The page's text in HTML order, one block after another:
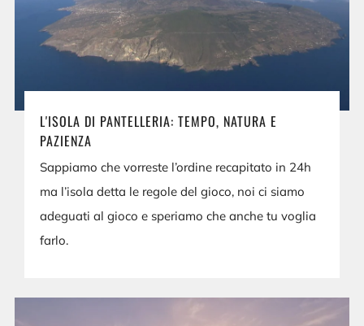
L'ISOLA DI PANTELLERIA: TEMPO, NATURA E
PAZIENZA
Sappiamo che vorreste l’ordine recapitato in 24h
ma l’isola detta le regole del gioco, noi ci siamo
adeguati al gioco e speriamo che anche tu voglia
farlo.